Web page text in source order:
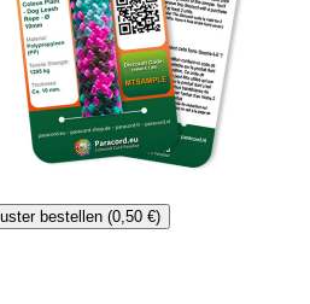
bestellen (0,50 €)